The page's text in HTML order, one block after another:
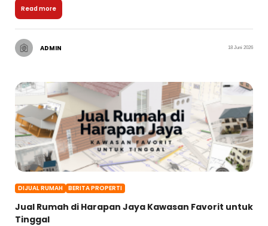
Read more
ADMIN 18 Juni 2026
DIJUAL RUMAH BERITA PROPERTI
Jual Rumah di Harapan Jaya Kawasan Favorit untuk
Tinggal